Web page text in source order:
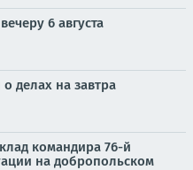
6 августа
делах на завтра
командира 76-й
на добропольском